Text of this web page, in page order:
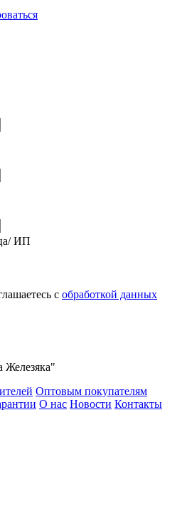
ИП
с обработкой данных
Оптовым покупателям
О нас Новости Контакты